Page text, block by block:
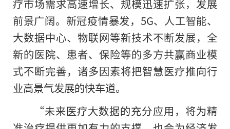
疗市场需求高速增长、规模迅速扩张，发展
前景广阔。新冠疫情暴发，5G、人工智能、
大数据中心、物联网等新技术不断发展，全
新的医院、患者、保险等的多方共赢商业模
式不断完善，诸多因素将把智慧医疗推向行
业高景气发展的快车道。
“未来医疗大数据的充分应用，将为精